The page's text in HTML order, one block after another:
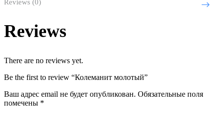
Reviews (0)
Reviews
There are no reviews yet.
Be the first to review “Колеманит молотый”
Ваш адрес email не будет опубликован. Обязательные поля
помечены *